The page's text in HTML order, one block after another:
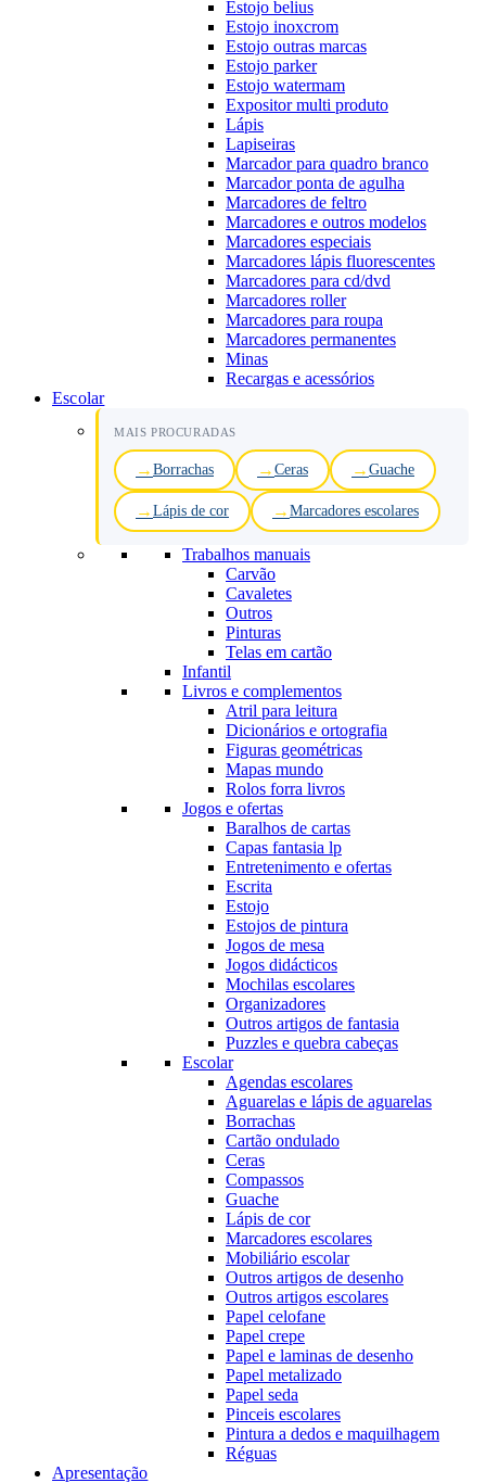
Estojo belius
Estojo inoxcrom
Estojo outras marcas
Estojo parker
Estojo watermam
Expositor multi produto
Lápis
Lapiseiras
Marcador para quadro branco
Marcador ponta de agulha
Marcadores de feltro
Marcadores e outros modelos
Marcadores especiais
Marcadores lápis fluorescentes
Marcadores para cd/dvd
Marcadores roller
Marcadores para roupa
Marcadores permanentes
Minas
Recargas e acessórios
Escolar
MAIS PROCURADAS
Borrachas Ceras Guache
Lápis de cor Marcadores escolares
Trabalhos manuais
Carvão
Cavaletes
Outros
Pinturas
Telas em cartão
Infantil
Livros e complementos
Atril para leitura
Dicionários e ortografia
Figuras geométricas
Mapas mundo
Rolos forra livros
Jogos e ofertas
Baralhos de cartas
Capas fantasia lp
Entretenimento e ofertas
Escrita
Estojo
Estojos de pintura
Jogos de mesa
Jogos didácticos
Mochilas escolares
Organizadores
Outros artigos de fantasia
Puzzles e quebra cabeças
Escolar
Agendas escolares
Aguarelas e lápis de aguarelas
Borrachas
Cartão ondulado
Ceras
Compassos
Guache
Lápis de cor
Marcadores escolares
Mobiliário escolar
Outros artigos de desenho
Outros artigos escolares
Papel celofane
Papel crepe
Papel e laminas de desenho
Papel metalizado
Papel seda
Pinceis escolares
Pintura a dedos e maquilhagem
Réguas
Apresentação